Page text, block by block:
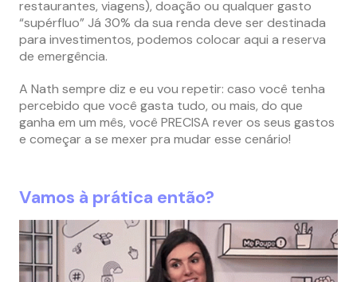
restaurantes, viagens), doação ou qualquer gasto
“supérfluo” Já 30% da sua renda deve ser destinada
para investimentos, podemos colocar aqui a reserva
de emergência.
A Nath sempre diz e eu vou repetir: caso você tenha
percebido que você gasta tudo, ou mais, do que
ganha em um mês, você PRECISA rever os seus gastos
e começar a se mexer pra mudar esse cenário!
Vamos à prática então?